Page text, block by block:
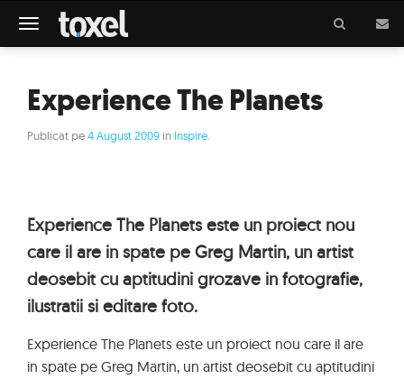
Meniu
Experience The Planets
Publicat pe4 August 2009 in Inspire
Experience The Planets este un proiect nou
care il are in spate pe Greg Martin, un artist
deosebit cu aptitudini grozave in fotografie,
ilustratii si editare foto.
Experience The Planets este un proiect nou care il are
in spate pe Greg Martin, un artist deosebit cu aptitudini